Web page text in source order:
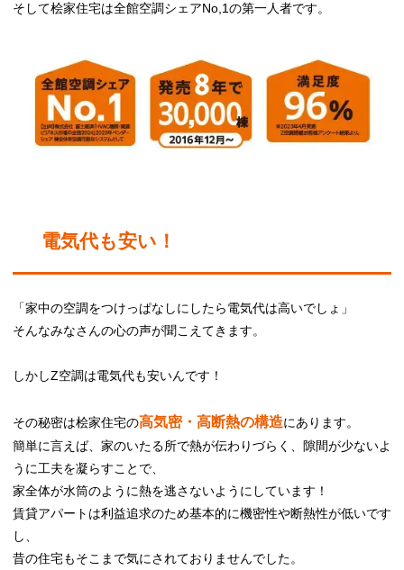
そして桧家住宅は全館空調シェアNo,1の第一人者です。
電気代も安い！
「家中の空調をつけっぱなしにしたら電気代は高いでしょ」
そんなみなさんの心の声が聞こえてきます。
しかしZ空調は電気代も安いんです！
その秘密は桧家住宅の高気密・高断熱の構造にあります。
簡単に言えば、家のいたる所で熱が伝わりづらく、隙間が少ないよ
うに工夫を凝らすことで、
家全体が水筒のように熱を逃さないようにしています！
賃貸アパートは利益追求のため基本的に機密性や断熱性が低いです
し、
昔の住宅もそこまで気にされておりませんでした。